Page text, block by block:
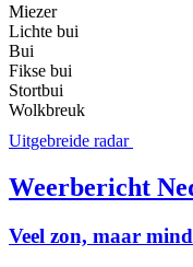
Miezer
Lichte bui
Bui
Fikse bui
Stortbui
Wolkbreuk
Uitgebreide radar
Weerbericht
Veel zon, maar